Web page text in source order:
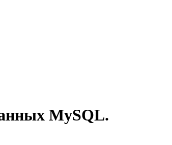
MySQL.